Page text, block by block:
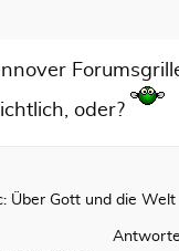
oder?
Über Gott und die Welt